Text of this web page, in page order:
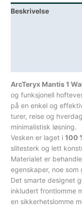
Beskrivelse
ArcTeryx Mantis 1
og funksjonell
på en enkel og
turer, reise og
minimalistisk løsning.
Vesken er laget i100
slitesterk og lett
Materialet er
egenskaper, noe
Det smarte designet
inkludert frontlomme
en sikkerhetslomme